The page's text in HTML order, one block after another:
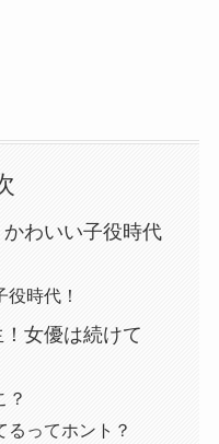
わいい子役時代
役時代！
女優は続けて
？
るってホント？